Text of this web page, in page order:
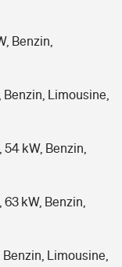
Benzin,
Benzin, Limousine,
54 kW, Benzin,
63 kW, Benzin,
Benzin, Limousine,